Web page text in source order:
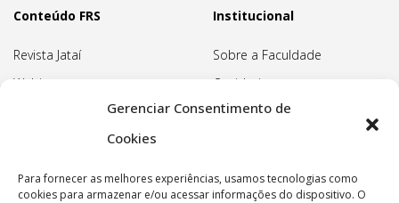
Gerenciar Consentimento de
Cookies
Para fornecer as melhores experiências, usamos tecnologias como
cookies para armazenar e/ou acessar informações do dispositivo. O
Conteúdo FRS
Revista Jataí
Webinars
Institucional
Sobre a Faculdade
Ouvidoria
Pedagogia Waldorf
Nossa Sede